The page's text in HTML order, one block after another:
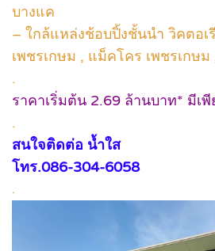
บางแค
– ใกล้แหล่งช้อบปิ้งชั้นนำ วิคตอเ
เพชรเกษม , แม็คโคร เพชรเกษ
.
ราคาเริ่มต้น 2.69 ล้านบาท* มีเ
.
สนใจติดต่อ น้ำใส
โทร.086-304-6058
.